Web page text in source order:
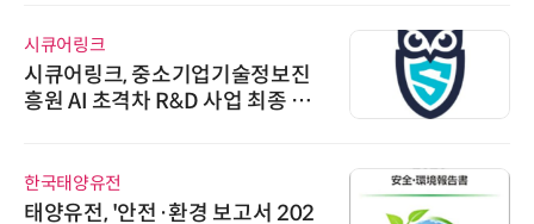
시큐어링크
시큐어링크, 중소기업기술정보진
흥원 AI 초격차 R&D 사업 최종 선
한국태양유전
태양유전, '안전·환경 보고서 202